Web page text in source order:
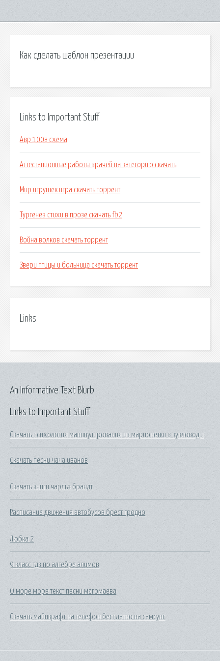
Как сделать шаблон презентации
Links to Important Stuff
Авр 100а схема
Аттестационные работы врачей на категорию скачать
Мир игрушек игра скачать торрент
Тургенев стихи в прозе скачать fb2
Война волков скачать торрент
Звери птицы и больница скачать торрент
Links
Links to Important Stuff
Скачать психология манипулирования из марионетки в кукловоды
Скачать песни чача иванов
Скачать книги чарльз брандт
Расписание движения автобусов брест гродно
Любка 2
9 класс гдз по алгебре алимов
О море море текст песни магомаева
Скачать майнкрафт на телефон бесплатно на самсунг
An Informative Text Blurb